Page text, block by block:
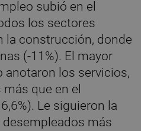
subió en el
los sectores
la construcción, donde
(-11%). El mayor
anotaron los servicios,
que en el
Le siguieron la
más